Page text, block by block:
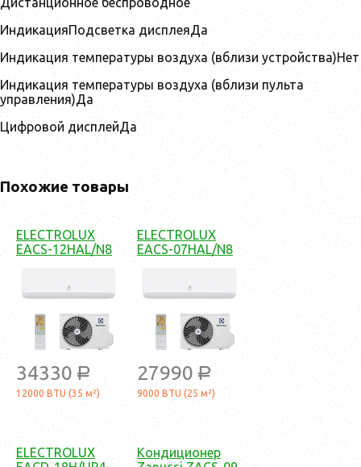
ИндикацияПодсветка дисплеяДа
Индикация температуры воздуха (вблизи устройства)Нет
Индикация температуры воздуха (вблизи пульта
управления)Да
Цифровой дисплейДа
Похожие товары
ELECTROLUX
EACS-12HAL/N8
34330 a
12000 BTU (35 м²)
ELECTROLUX
EACS-07HAL/N8
27990 a
9000 BTU (25 м²)
ELECTROLUX
Кондиционер